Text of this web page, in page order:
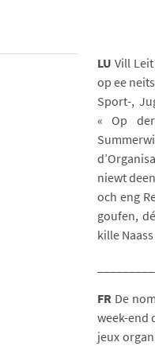
LU Vill
op ee
Sport-,
« Op
niewt
och eng
goufen,
kille
FRDe
week-end
jeux